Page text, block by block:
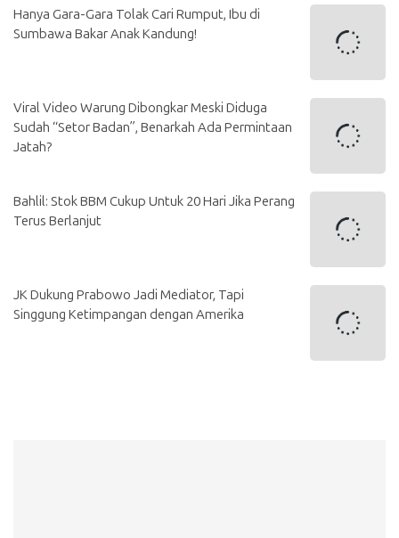
Hanya Gara-Gara Tolak Cari Rumput, Ibu di
Sumbawa Bakar Anak Kandung!
Viral Video Warung Dibongkar Meski Diduga
Sudah “Setor Badan”, Benarkah Ada Permintaan
Jatah?
Bahlil: Stok BBM Cukup Untuk 20 Hari Jika Perang
Terus Berlanjut
JK Dukung Prabowo Jadi Mediator, Tapi
Singgung Ketimpangan dengan Amerika